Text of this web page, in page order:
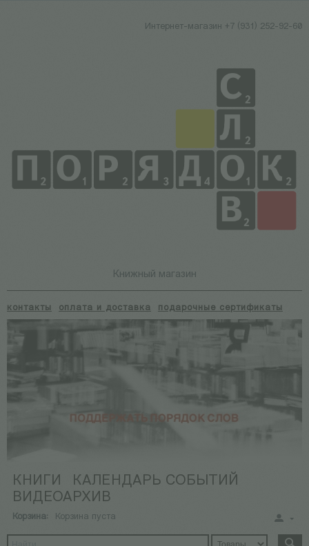
Интернет-магазин +7 (931) 252-92-60
Книжный магазин
контакты оплата и доставка подарочные сертификаты
КНИГИ
КАЛЕНДАРЬ СОБЫТИЙ
ВИДЕОАРХИВ
Корзина: Корзина пуста